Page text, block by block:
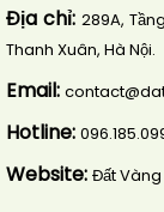
Địa chỉ: 289A,
Thanh Xuân, Hà Nội.
Email:
Hotline:
Website: Đất Vàng